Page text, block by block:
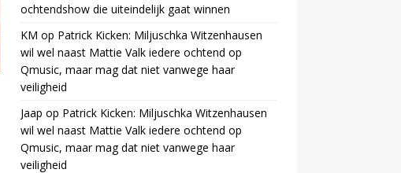
ochtendshow die uiteindelijk gaat winnen
KM op Patrick Kicken: Miljuschka Witzenhausen
wil wel naast Mattie Valk iedere ochtend op
Qmusic, maar mag dat niet vanwege haar
veiligheid
Jaap op Patrick Kicken: Miljuschka Witzenhausen
wil wel naast Mattie Valk iedere ochtend op
Qmusic, maar mag dat niet vanwege haar
veiligheid